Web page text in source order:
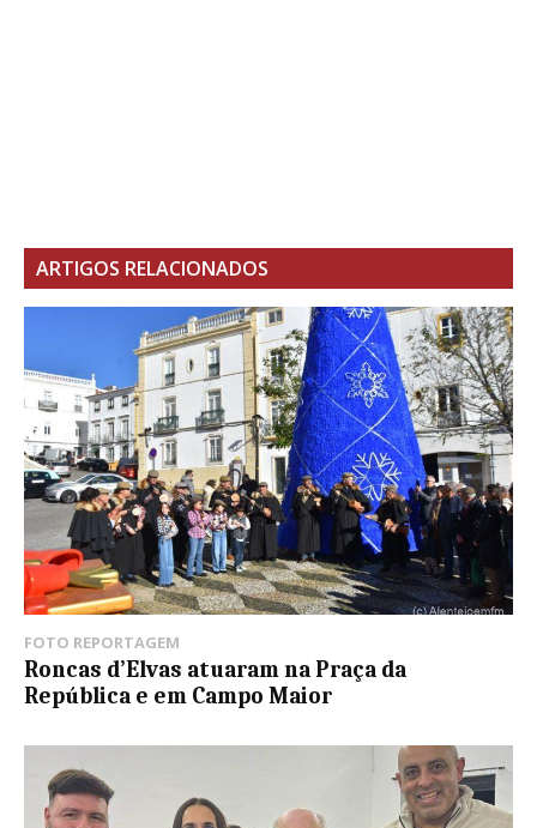
ARTIGOS RELACIONADOS
FOTO REPORTAGEM
Roncas d’Elvas atuaram na Praça da
República e em Campo Maior